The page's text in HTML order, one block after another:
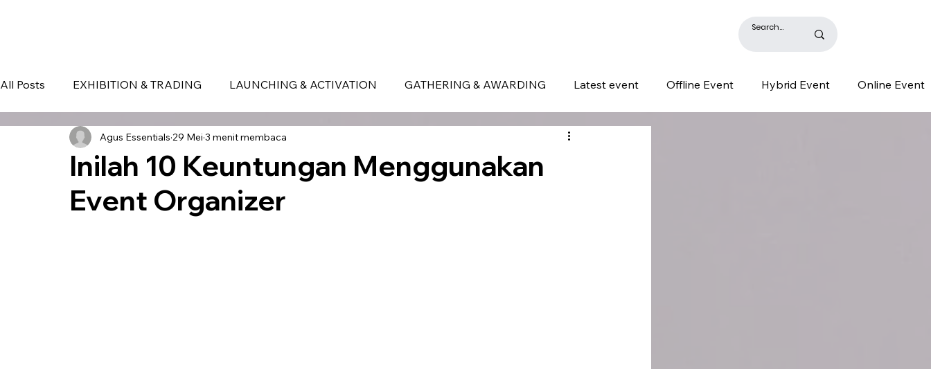
All Posts EXHIBITION & TRADING LAUNCHING & ACTIVATION GATHERING & AWARDING Latest event Offline Event Hybrid Event Online Event
Seminar & Conference BALI bali
Inilah 10 Keuntungan Menggunakan
Event Organizer
Agus Essentials 29 Mei 3 menit membaca